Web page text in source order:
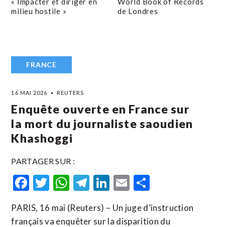
milieu hostile »
de Londres
FRANCE
16 MAI 2026 REUTERS
Enquête ouverte en France sur
la mort du journaliste saoudien
Khashoggi
PARTAGER SUR :
Facebook
Twitter
WhatsApp
Telegram
LinkedIn
Email
PARIS, 16 mai (Reuters) – Un juge d’instruction
français va enquêter sur la disparition du